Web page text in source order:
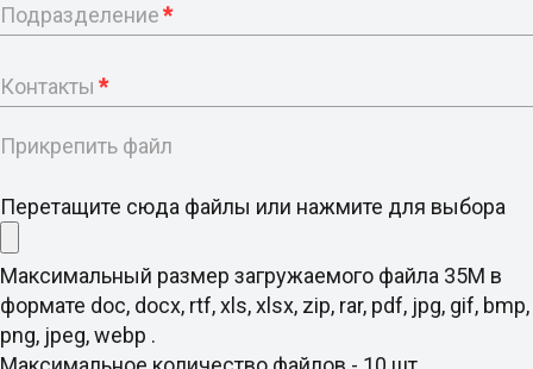
Подразделение*
Контакты *
Прикрепить файл
Перетащите сюда файлы или нажмите для выбора
Максимальный размер загружаемого файла 35M в
формате doc, docx, rtf, xls, xlsx, zip, rar, pdf, jpg, gif, bmp,
png, jpeg, webp .